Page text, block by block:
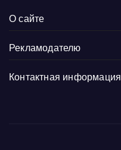
О сайте
Рекламодателю
Контактная информация